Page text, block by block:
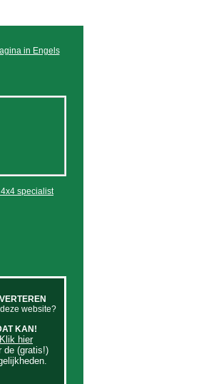
in Engels
specialist
website?
KAN!
Klik hier
de (gratis!)